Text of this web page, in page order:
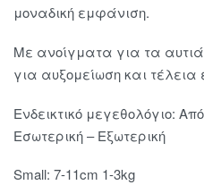
μοναδική εμφάνιση.
Με ανοίγματα για τα αυτιά
για αυξομείωση και
Ενδεικτικό μεγεθολόγιο:
Eσωτερική – Εξωτερική
Small: 7-11cm 1-3kg